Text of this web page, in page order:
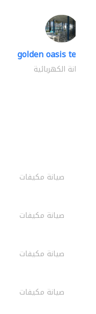
golden oasis
الصيانة الكهربائية
صيانة مكيفات
صيانة مكيفات
صيانة مكيفات
صيانة مكيفات